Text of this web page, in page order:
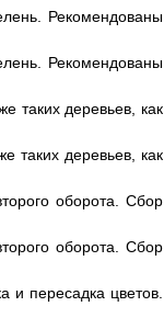
Рекомендованы
Рекомендованы
таких деревьев, как
таких деревьев, как
оборота. Сбор
оборота. Сбор
и пересадка цветов.